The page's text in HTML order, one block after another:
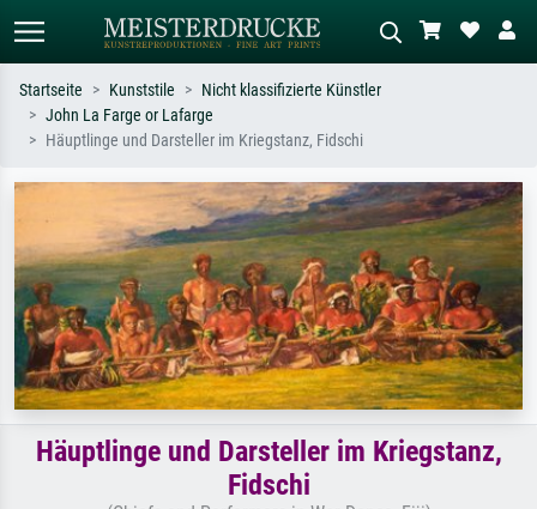
Standardsuche
oder Stilen – z.B. Monet,
Sternennacht, Impressionismus, Welle
Hokusai, Akt.
Wiese, Abstrakt mit viel Rot, Dunkles
Ölgemälde, Stehender Akt neben einem
Baum.
Startseite Kunststile
Nicht klassifizierte Künstler
John La Farge or Lafarge
Häuptlinge und Darsteller im Kriegstanz, Fidschi
Häuptlinge und Darsteller im Kriegstanz,
Fidschi